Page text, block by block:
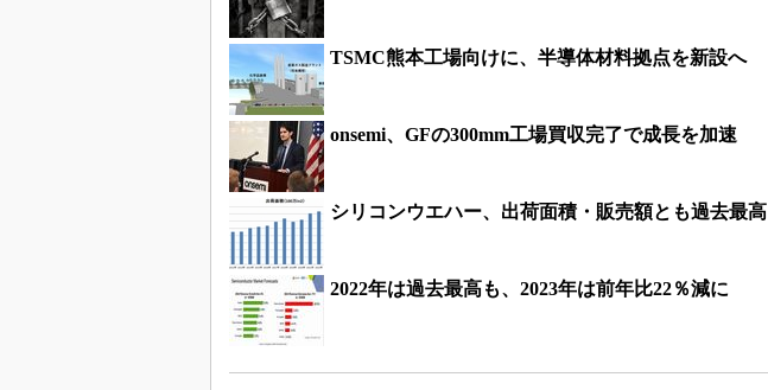
TSMC熊本工場向けに、半導体材料拠点を新設へ
onsemi、GFの300mm工場買収完了で成長を加速
シリコンウエハー、出荷面積・販売額とも過去最高
2022年は過去最高も、2023年は前年比22％減に